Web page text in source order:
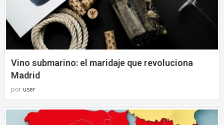
Vino submarino: el maridaje que revoluciona
Madrid
por user